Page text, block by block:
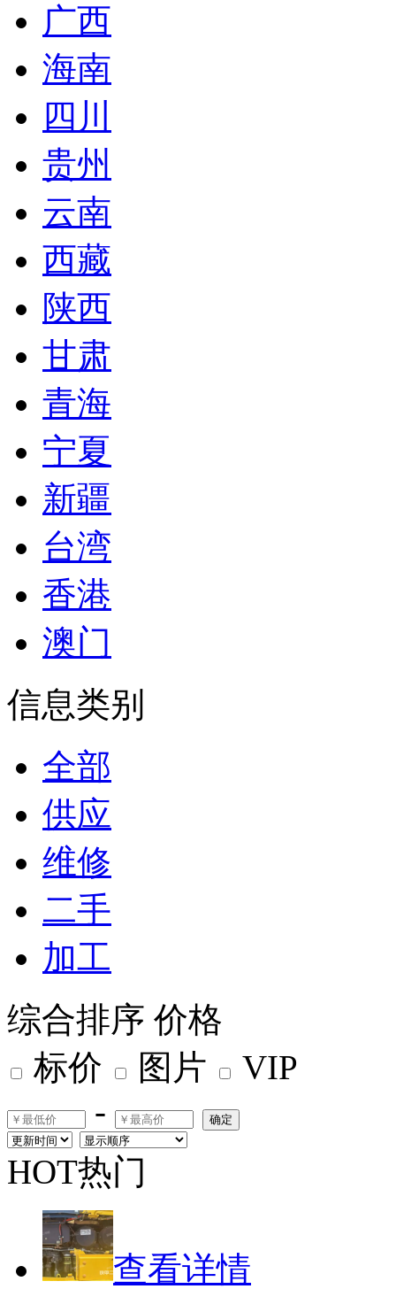
广西
海南
四川
贵州
云南
西藏
陕西
甘肃
青海
宁夏
新疆
台湾
香港
澳门
信息类别
全部
供应
维修
二手
加工
综合排序 价格
标价
图片
VIP
-
确定
HOT热门
查看详情